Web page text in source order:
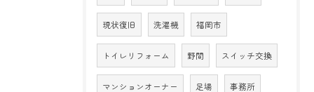
現状復旧 洗濯機 福岡市
トイレリフォーム 野間 スイッチ交換
マンションオーナー 足場 事務所